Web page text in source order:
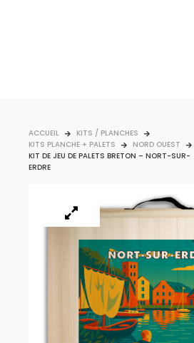
ACCUEIL
KITS / PLANCHES
KITS PLANCHE + PALETS
NORD OUEST
KIT DE JEU DE PALETS BRETON – NORT-SUR-
ERDRE